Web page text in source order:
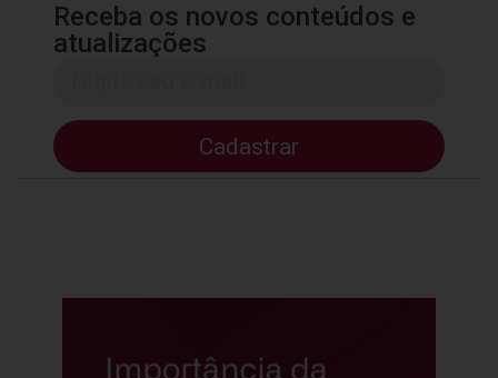
Receba os novos conteúdos e
atualizações
Cadastrar